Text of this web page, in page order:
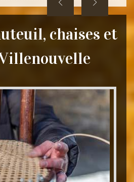
chaises et